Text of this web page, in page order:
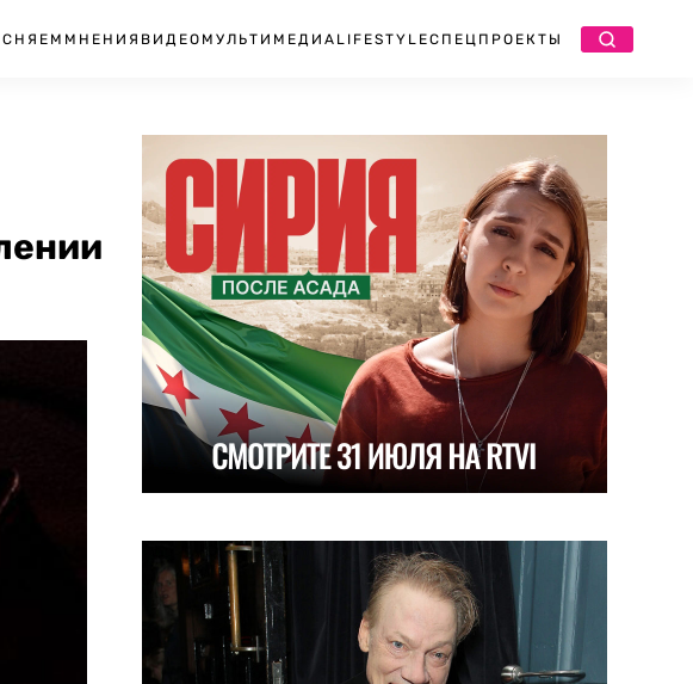
МНЕНИЯ ВИДЕО МУЛЬТИМЕДИА LIFESTYLEСПЕЦПРОЕКТЫ